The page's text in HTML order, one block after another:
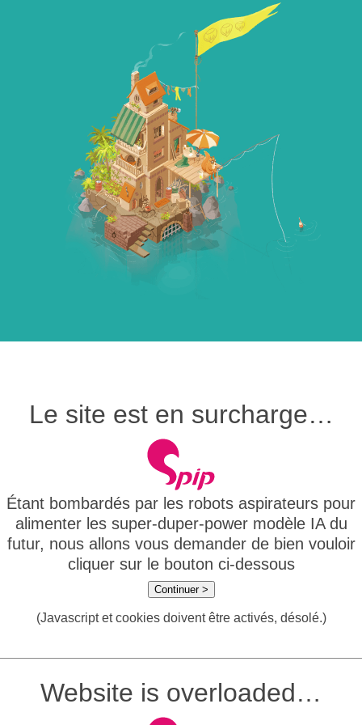
Le site est en surcharge…
Étant bombardés par les robots aspirateurs pour
alimenter les super-duper-power modèle IA du
futur, nous allons vous demander de bien vouloir
cliquer sur le bouton ci-dessous
Continuer >
(Javascript et cookies doivent être activés, désolé.)
Website is overloaded…